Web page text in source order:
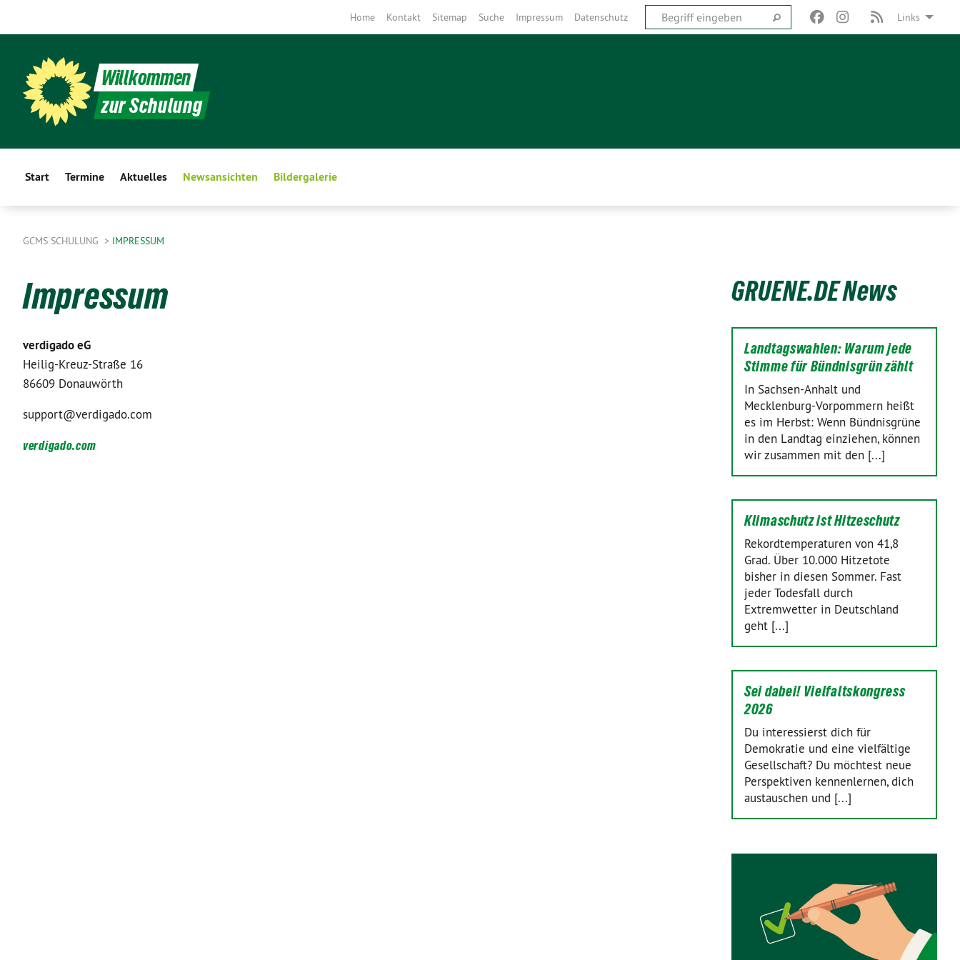
Links
Home Kontakt Sitemap Suche Impressum Datenschutz
Willkommen
zur Schulung
Start Termine Aktuelles Newsansichten Bildergalerie
GCMS SCHULUNG IMPRESSUM
Impressum
verdigado eG
Heilig-Kreuz-Straße 16
86609 Donauwörth
support@verdigado.com
verdigado.com
GRUENE.DE News
Landtagswahlen: Warum jede
Stimme für Bündnisgrün zählt
In Sachsen-Anhalt und
Mecklenburg-Vorpommern heißt
es im Herbst: Wenn Bündnisgrüne
in den Landtag einziehen, können
wir zusammen mit den [...]
Klimaschutz ist Hitzeschutz
Rekordtemperaturen von 41,8
Grad. Über 10.000 Hitzetote
bisher in diesen Sommer. Fast
jeder Todesfall durch
Extremwetter in Deutschland
geht [...]
Sei dabei! Vielfaltskongress
2026
Du interessierst dich für
Demokratie und eine vielfältige
Gesellschaft? Du möchtest neue
Perspektiven kennenlernen, dich
austauschen und [...]